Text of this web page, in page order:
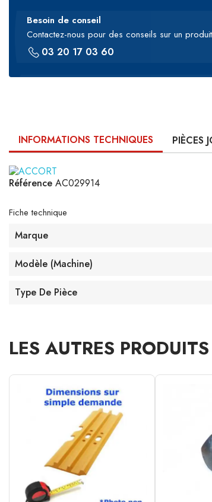
Besoin de conseil
Contactez-nous pour des conseils sur un
03 20 17 03 60
INFORMATIONS TECHNIQUES PIÈCES
Référence AC029914
Fiche technique
Marque
Modèle (machine)
Type De Pièce
LES AUTRES